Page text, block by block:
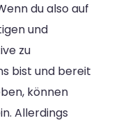
du also auf
und
zu
bist und bereit
können
Allerdings